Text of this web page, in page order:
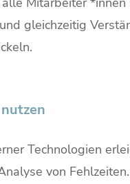
gleichzeitig
Technologien
von